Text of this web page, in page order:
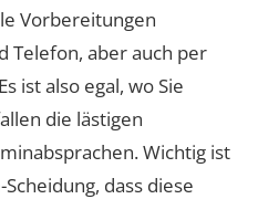
Vorbereitungen
Telefon, aber auch per
ist also egal, wo Sie
die lästigen
Wichtig ist
dass diese